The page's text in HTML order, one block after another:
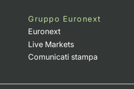
Gruppo Euronext
Euronext
Live Markets
Comunicati stampa